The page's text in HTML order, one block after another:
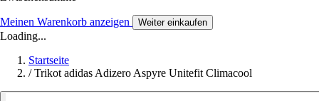
Meinen Warenkorb anzeigen Weiter einkaufen
Loading...
Startseite
/ Trikot adidas Adizero Aspyre Unitefit Climacool